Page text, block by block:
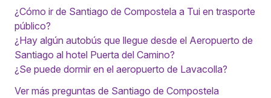
¿Cómo ir de Santiago de Compostela a Tui en trasporte
público?
¿Hay algún autobús que llegue desde el Aeropuerto de
Santiago al hotel Puerta del Camino?
¿Se puede dormir en el aeropuerto de Lavacolla?
Ver más preguntas de Santiago de Compostela